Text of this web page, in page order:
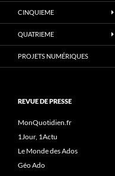
CINQUIEME
QUATRIEME
PROJETS NUMÉRIQUES
REVUE DE PRESSE
MonQuotidien.fr
1Jour, 1Actu
Le Monde des Ados
Géo Ado